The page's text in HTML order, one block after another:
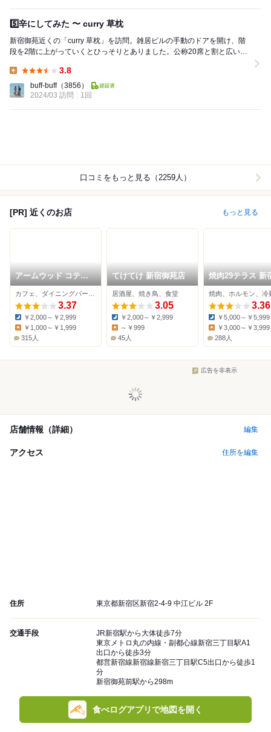
5️⃣辛にしてみた 〜 curry 草枕
新宿御苑近くの「curry 草枕」を訪問。雑居ビルの手動のドアを開け、階
段を2階に上がっていくとひっそりとありました。公称20席と割と広いお
3.8
buff-buff （3856）
2024/03 訪問
1回
口コミをもっと見る（2259人）
[PR] 近くのお店 もっと見る
アームウッド コテー
ジ
3.37
Dinner:
￥2,000～￥2,999
￥1,000～￥1,999
315人
てけてけ 新宿御苑店
居酒屋、焼き鳥、食堂
3.05
Dinner:
￥2,000～￥2,999
Lunch:
～￥999
45人
焼肉29テラス 新
苑店
焼肉、ホルモン、冷
3.36
Dinner:
￥5,000～￥5,999
￥3,000～￥3,999
288人
広告を非表示
店舗情報（詳細） 編集
アクセス 住所を編集
住所 東京都新宿区新宿2-4-9 中江ビル 2F
交通手段
JR新宿駅から大体徒歩7分
東京メトロ丸の内線・副都心線新宿三丁目駅A1
出口から徒歩3分
都営新宿線新宿線新宿三丁目駅C5出口から徒歩1
分
新宿御苑前駅から298m
食べログアプリで地図を開く